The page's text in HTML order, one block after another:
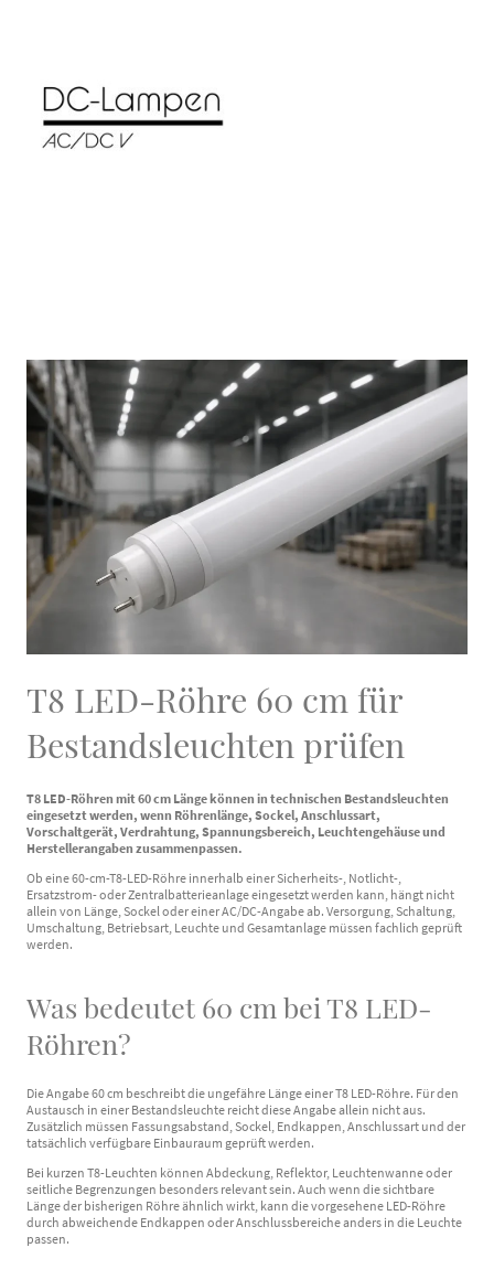
T8 LED-Röhre 60 cm für
Bestandsleuchten prüfen
T8 LED-Röhren mit 60 cm Länge können in technischen Bestandsleuchten
eingesetzt werden, wenn Röhrenlänge, Sockel, Anschlussart,
Vorschaltgerät, Verdrahtung, Spannungsbereich, Leuchtengehäuse und
Herstellerangaben zusammenpassen.
Ob eine 60-cm-T8-LED-Röhre innerhalb einer Sicherheits-, Notlicht-,
Ersatzstrom- oder Zentralbatterieanlage eingesetzt werden kann, hängt nicht
allein von Länge, Sockel oder einer AC/DC-Angabe ab. Versorgung, Schaltung,
Umschaltung, Betriebsart, Leuchte und Gesamtanlage müssen fachlich geprüft
werden.
Was bedeutet 60 cm bei T8 LED-
Röhren?
Die Angabe 60 cm beschreibt die ungefähre Länge einer T8 LED-Röhre. Für den
Austausch in einer Bestandsleuchte reicht diese Angabe allein nicht aus.
Zusätzlich müssen Fassungsabstand, Sockel, Endkappen, Anschlussart und der
tatsächlich verfügbare Einbauraum geprüft werden.
Bei kurzen T8-Leuchten können Abdeckung, Reflektor, Leuchtenwanne oder
seitliche Begrenzungen besonders relevant sein. Auch wenn die sichtbare
Länge der bisherigen Röhre ähnlich wirkt, kann die vorgesehene LED-Röhre
durch abweichende Endkappen oder Anschlussbereiche anders in die Leuchte
passen.